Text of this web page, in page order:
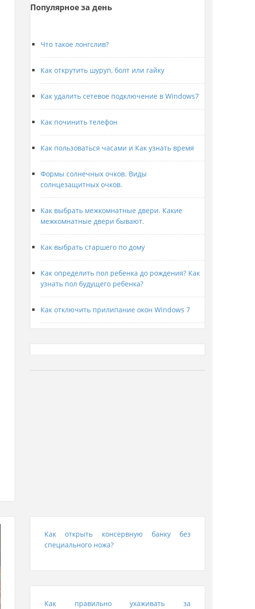
Популярное за день
Что такое лонгслив?
Как открутить шуруп, болт или гайку
Как удалить сетевое подключение в Windows7
Как починить телефон
Как пользоваться часами и Как узнать время
Формы солнечных очков. Виды
солнцезащитных очков.
Как выбрать межкомнатные двери. Какие
межкомнатные двери бывают.
Как выбрать старшего по дому
Как определить пол ребенка до рождения? Как
узнать пол будущего ребенка?
Как отключить прилипание окон Windows 7
Как открыть консервную банку без
специального ножа?
Как правильно ухаживать за